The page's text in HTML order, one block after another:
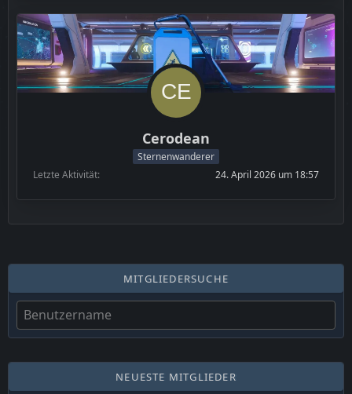
Cerodean
Sternenwanderer
Letzte Aktivität
24. April 2026 um 18:57
MITGLIEDERSUCHE
NEUESTE MITGLIEDER